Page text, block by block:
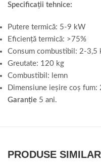
Specificații tehnice:
Putere termică: 5-9 kW
Eficiență termică: >75%
Consum combustibil: 2-3,5
Greutate: 120 kg
Combustibil: lemn
Dimensiune ieșire coș fum:
Garanție 5 ani.
PRODUSE